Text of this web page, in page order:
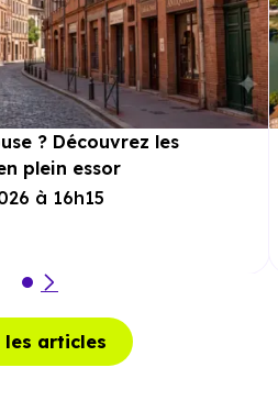
? Découvrez les
plein essor
à 16h15
les articles